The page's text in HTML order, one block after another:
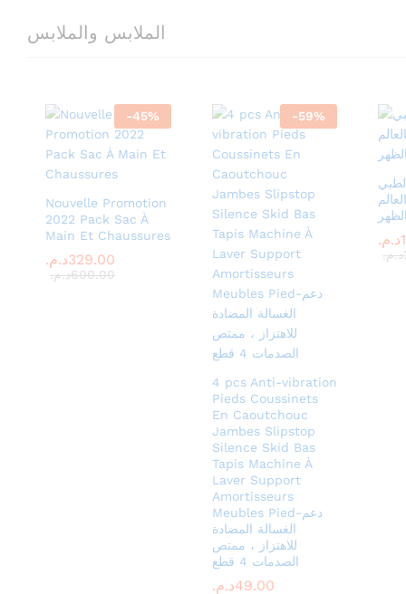
الملابس والملابس
-45%
Nouvelle Promotion
2022 Pack Sac À
Main Et Chaussures
329.00د.م.
600.00د.م.
329.00د.م.
600.00د.م.
-59%
4 pcs Anti-vibration
Pieds Coussinets
En Caoutchouc
Jambes Slipstop
Silence Skid Bas
Tapis Machine À
Laver Support
Amortisseurs
Meubles Pied-دعم
الغسالة المضادة
للاهتزاز ، ممتص
الصدمات 4 قطع
49.00د.م.49.00د.م.
د.م.
د.م.
د.م.
د.م.